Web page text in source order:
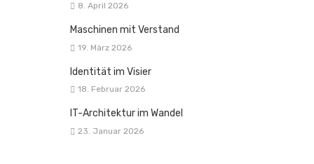
8. April 2026
Maschinen mit Verstand
19. März 2026
Identität im Visier
18. Februar 2026
IT-Architektur im Wandel
23. Januar 2026